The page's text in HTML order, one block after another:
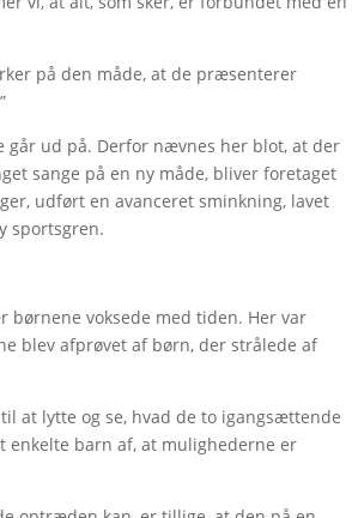
på den måde, at de præsenterer
ud på. Derfor nævnes her blot, at der
sange på en ny måde, bliver foretaget
udført en avanceret sminkning, lavet
sportsgren.
børnene voksede med tiden. Her var
blev afprøvet af børn, der strålede af
at lytte og se, hvad de to igangsættende
enkelte barn af, at mulighederne er